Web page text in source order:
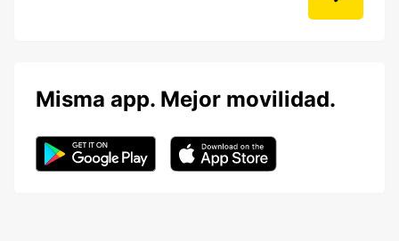
Misma app. Mejor movilidad.